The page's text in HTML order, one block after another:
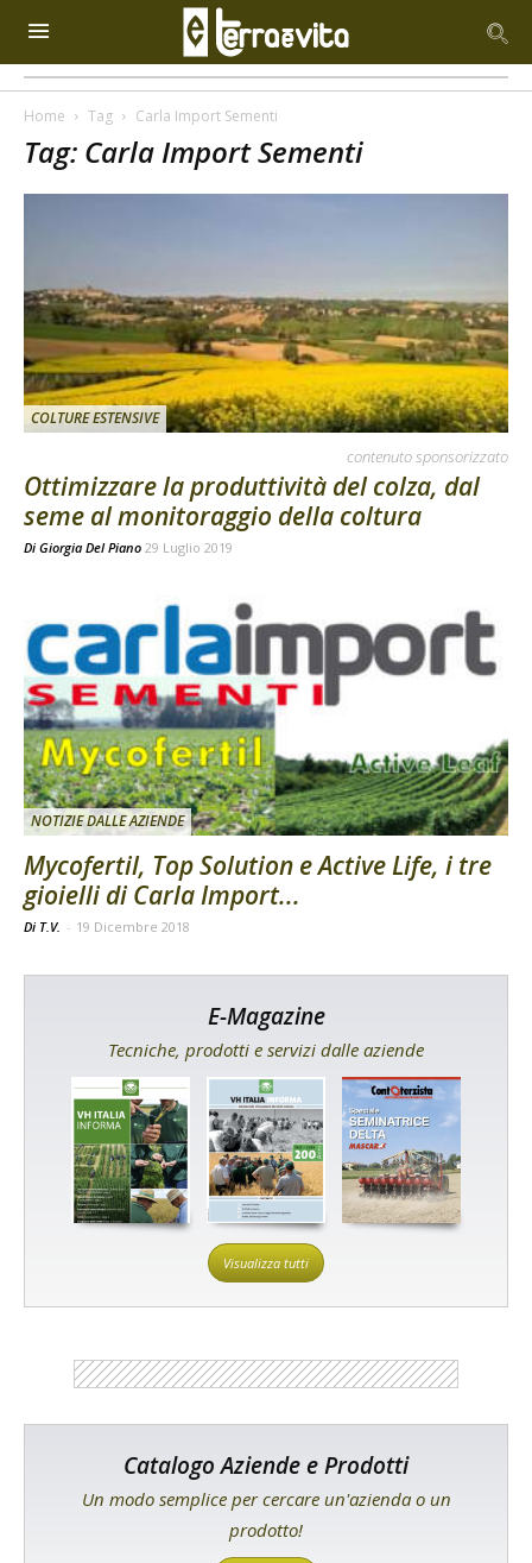
Home Tag Carla Import Sementi
Tag: Carla Import Sementi
COLTURE ESTENSIVE
contenuto sponsorizzato
Ottimizzare la produttività del colza, dal
seme al monitoraggio della coltura
Di Giorgia Del Piano 29 Luglio 2019
NOTIZIE DALLE AZIENDE
Mycofertil, Top Solution e Active Life, i tre
gioielli di Carla Import...
Di T.V. - 19 Dicembre 2018
E-Magazine
Tecniche, prodotti e servizi dalle aziende
Visualizza tutti
Catalogo Aziende e Prodotti
Un modo semplice per cercare un'azienda o un
prodotto!